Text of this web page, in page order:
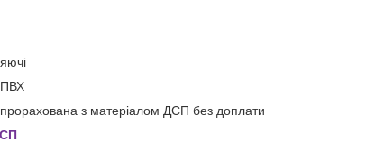
ПВХ
прорахована з матеріалом ДСП без доплати